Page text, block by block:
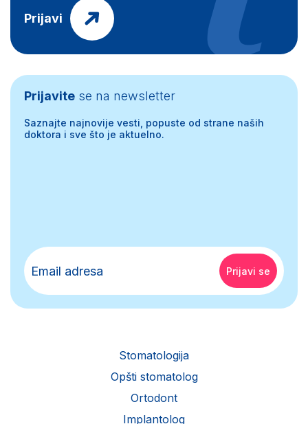
Prijavi
Prijavite se na newsletter
Saznajte najnovije vesti, popuste od strane naših
doktora i sve što je aktuelno.
Stomatologija
Opšti stomatolog
Ortodont
Implantolog